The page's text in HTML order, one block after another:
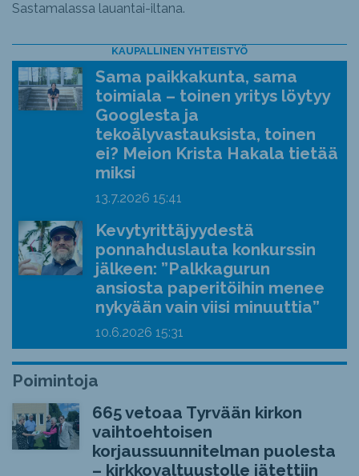
Sastamalassa lauantai-iltana.
KAUPALLINEN YHTEISTYÖ
Sama paikkakunta, sama
toimiala – toinen yritys löytyy
Googlesta ja
tekoälyvastauksista, toinen
ei? Meion Krista Hakala tietää
miksi
13.7.2026 15:41
Kevytyrittäjyydestä
ponnahduslauta konkurssin
jälkeen: ”Palkkagurun
ansiosta paperitöihin menee
nykyään vain viisi minuuttia”
10.6.2026 15:31
Poimintoja
665 vetoaa Tyrvään kirkon
vaihtoehtoisen
korjaussuunnitelman puolesta
– kirkkovaltuustolle jätettiin